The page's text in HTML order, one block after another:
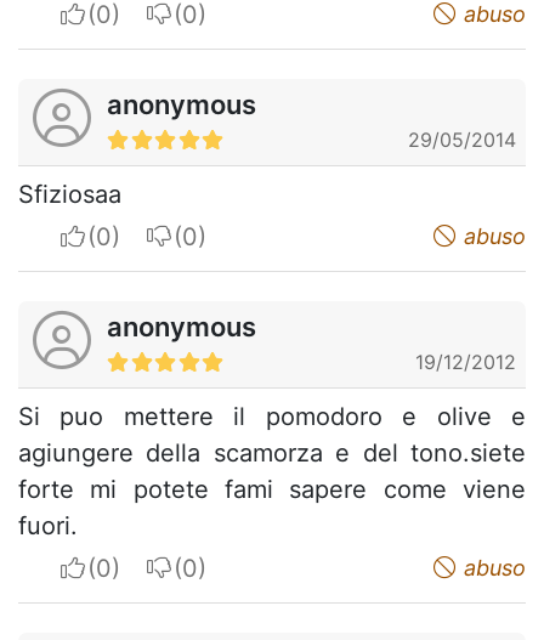
I apreciateI do not appreciate abuso
anonymous
29/05/2014
Sfiziosaa
I apreciateI do not appreciate abuso
anonymous
19/12/2012
Si puo mettere il pomodoro e olive e
agiungere della scamorza e del tono.siete
forte mi potete fami sapere come viene
fuori.
I apreciateI do not appreciate abuso